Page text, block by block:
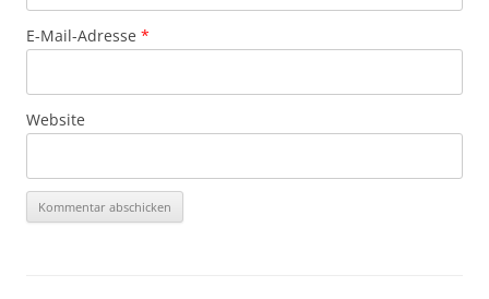
E-Mail-Adresse *
Website